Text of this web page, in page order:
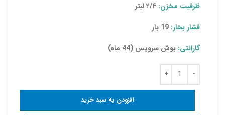
ظرفیت مخزن:
فشار بخار:
گارانتی: بوش سرویس (44 ماه)
افزودن به سبد خرید